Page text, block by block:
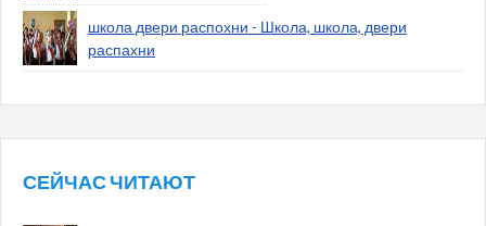
школа двери распохни - Школа, школа, двери
распахни
СЕЙЧАС ЧИТАЮТ